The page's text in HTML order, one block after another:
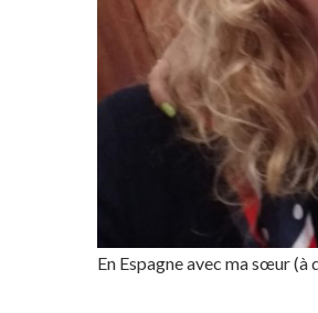
En Espagne avec ma sœur